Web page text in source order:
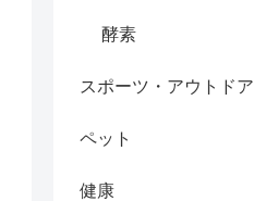
酵素
スポーツ・アウトドア
ペット
健康